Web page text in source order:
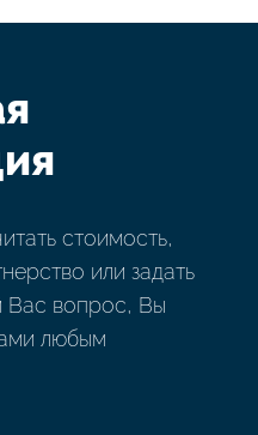
стоимость,
или задать
Вас вопрос, Вы
любым